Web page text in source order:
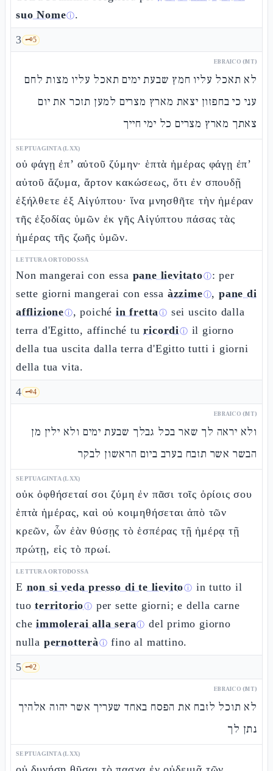
suo Nomeⓘ.
3 🗝️5
EBRAICO (MT)
לא תאכל עליו חמץ שבעת ימים תאכל עליו מצות לחם
עני כי בחפזון יצאת מארץ מצרים למען תזכר את יום
צאתך מארץ מצרים כל ימי חייך
SEPTUAGINTA (LXX)
οὐ φάγῃ ἐπ’ αὐτοῦ ζύμην· ἑπτὰ ἡμέρας φάγῃ ἐπ’
αὐτοῦ ἄζυμα, ἄρτον κακώσεως, ὅτι ἐν σπουδῇ
ἐξήλθετε ἐξ Αἰγύπτου· ἵνα μνησθῆτε τὴν ἡμέραν
τῆς ἐξοδίας ὑμῶν ἐκ γῆς Αἰγύπτου πάσας τὰς
ἡμέρας τῆς ζωῆς ὑμῶν.
LETTURA ORTODOSSA
Non mangerai con essa pane lievitatoⓘ: per
sette giorni mangerai con essa àzzimeⓘ,pane di
afflizioneⓘ, poichéin frettaⓘ sei uscito dalla
terra d'Egitto, affinché turicordiⓘ il giorno
della tua uscita dalla terra d'Egitto tutti i giorni
della tua vita.
4 🗝️4
EBRAICO (MT)
ולא יראה לך שאר בכל גבלך שבעת ימים ולא ילין מן
הבשר אשר תזבח בערב ביום הראשון לבקר
SEPTUAGINTA (LXX)
οὐκ ὀφθήσεταί σοι ζύμη ἐν πᾶσι τοῖς ὁρίοις σου
ἑπτὰ ἡμέρας, καὶ οὐ κοιμηθήσεται ἀπὸ τῶν
κρεῶν, ὧν ἐὰν θύσῃς τὸ ἑσπέρας τῇ ἡμέρᾳ τῇ
πρώτῃ, εἰς τὸ πρωί.
LETTURA ORTODOSSA
E non si veda presso di te lievitoⓘ in tutto il
tuoterritorioⓘ per sette giorni; e della carne
cheimmolerai alla seraⓘ del primo giorno
nulla pernotteràⓘ fino al mattino.
5 🗝️2
EBRAICO (MT)
לא תוכל לזבח את הפסח באחד שעריך אשר יהוה אלהיך
נתן לך
SEPTUAGINTA (LXX)